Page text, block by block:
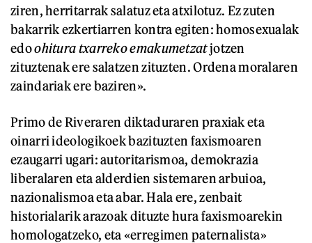
ziren, herritarrak salatuz eta atxilotuz. Ez zuten
bakarrik ezkertiarren kontra egiten: homosexualak
edoohitura txarreko emakumetzatjotzen
zituztenak ere salatzen zituzten. Ordena moralaren
zaindariak ere baziren».
Primo de Riveraren diktaduraren praxiak eta
oinarri ideologikoek bazituzten faxismoaren
ezaugarri ugari: autoritarismoa, demokrazia
liberalaren eta alderdien sistemaren arbuioa,
nazionalismoa eta abar. Hala ere, zenbait
historialarik arazoak dituzte hura faxismoarekin
homologatzeko, eta «erregimen paternalista»